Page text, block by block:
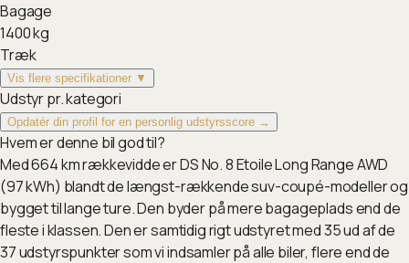
Bagage
1400kg
Træk
Vis flere specifikationer ▼
Udstyr pr. kategori
Opdatér din profil for en personlig udstyrsscore →
Hvem er denne bil god til?
Med 664 km rækkevidde er DS No. 8 Etoile Long Range AWD
(97 kWh) blandt de længst-rækkende suv-coupé-modeller og
bygget til lange ture. Den byder på mere bagageplads end de
fleste i klassen. Den er samtidig rigt udstyret med 35 ud af de
37 udstyrspunkter som vi indsamler på alle biler, flere end de